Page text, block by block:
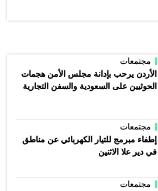
مجتمعات
الأردن يرحب بإدانة مجلس الأمن هجمات
الحوثيين على السعودية والسفن التجارية
مجتمعات
إطفاء مبرمج للتيار الكهربائي عن مناطق
في دير علا الاثنين
مجتمعات